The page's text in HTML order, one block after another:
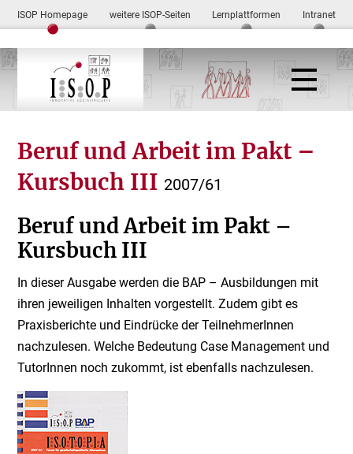
ISOP Homepage weitere ISOP-Seiten Lernplattformen Intranet
Beruf und Arbeit im Pakt –
Kursbuch III 2007/61
Beruf und Arbeit im Pakt –
Kursbuch III
In dieser Ausgabe werden die BAP – Ausbildungen mit
ihren jeweiligen Inhalten vorgestellt. Zudem gibt es
Praxisberichte und Eindrücke der TeilnehmerInnen
nachzulesen. Welche Bedeutung Case Management und
TutorInnen noch zukommt, ist ebenfalls nachzulesen.